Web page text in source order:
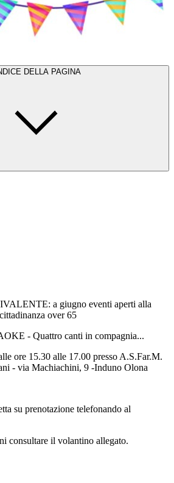
DELLA PAGINA
a giugno eventi aperti alla
cittadinanza over 65
- Quattro canti in compagnia...
ore 15.30 alle 17.00 presso A.S.Far.M.
- via Machiachini, 9 -Induno Olona
su prenotazione telefonando al
consultare il volantino allegato.